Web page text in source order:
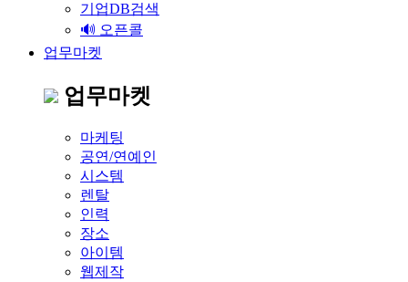
기업DB검색
🔊 오픈콜
업무마켓
업무마켓
마케팅
공연/연예인
시스템
렌탈
인력
장소
아이템
웹제작